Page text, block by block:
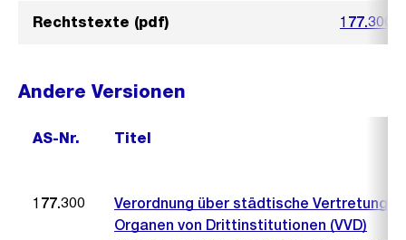
Rechtstexte (pdf)
Andere Versionen
AS-Nr. Titel
177.300
Verordnung über städtische
Organen von Drittinstitutionen (VVD)